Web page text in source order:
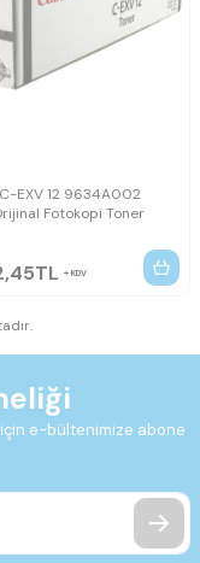
EXV 12 9634A002
Fotokopi Toner
TL KDV
e-bültenimize abone